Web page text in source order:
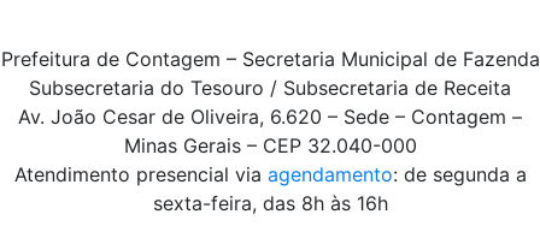
Prefeitura de Contagem – Secretaria Municipal de Fazenda
Subsecretaria do Tesouro / Subsecretaria de Receita
Av. João Cesar de Oliveira, 6.620 – Sede – Contagem –
Minas Gerais – CEP 32.040-000
Atendimento presencial via agendamento: de segunda a
sexta-feira, das 8h às 16h